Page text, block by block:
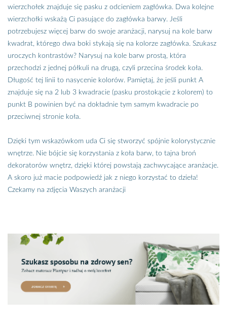
wierzchołek znajduje się pasku z odcieniem zagłówka. Dwa kolejne
wierzchołki wskażą Ci pasujące do zagłówka barwy. Jeśli
potrzebujesz więcej barw do swoje aranżacji, narysuj na kole barw
kwadrat, którego dwa boki stykają się na kolorze zagłówka. Szukasz
uroczych kontrastów? Narysuj na kole barw prostą, która
przechodzi z jednej półkuli na drugą, czyli przecina środek koła.
Długość tej linii to nasycenie kolorów. Pamiętaj, że jeśli punkt A
znajduje się na 2 lub 3 kwadracie (pasku prostokącie z kolorem) to
punkt B powinien być na dokładnie tym samym kwadracie po
przeciwnej stronie koła.
Dzięki tym wskazówkom uda Ci się stworzyć spójnie kolorystycznie
wnętrze. Nie bójcie się korzystania z koła barw, to tajna broń
dekoratorów wnętrz, dzięki której powstają zachwycające aranżacje.
A skoro już macie podpowiedź jak z niego korzystać to dzieła!
Czekamy na zdjęcia Waszych aranżacji